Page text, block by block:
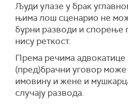
Људи улазе у брак
њима лош сценарио не
бурни разводи и спорење
нису реткост.
Према речима
(пред)брачни уговор може
имовину и жене и
случају развода.